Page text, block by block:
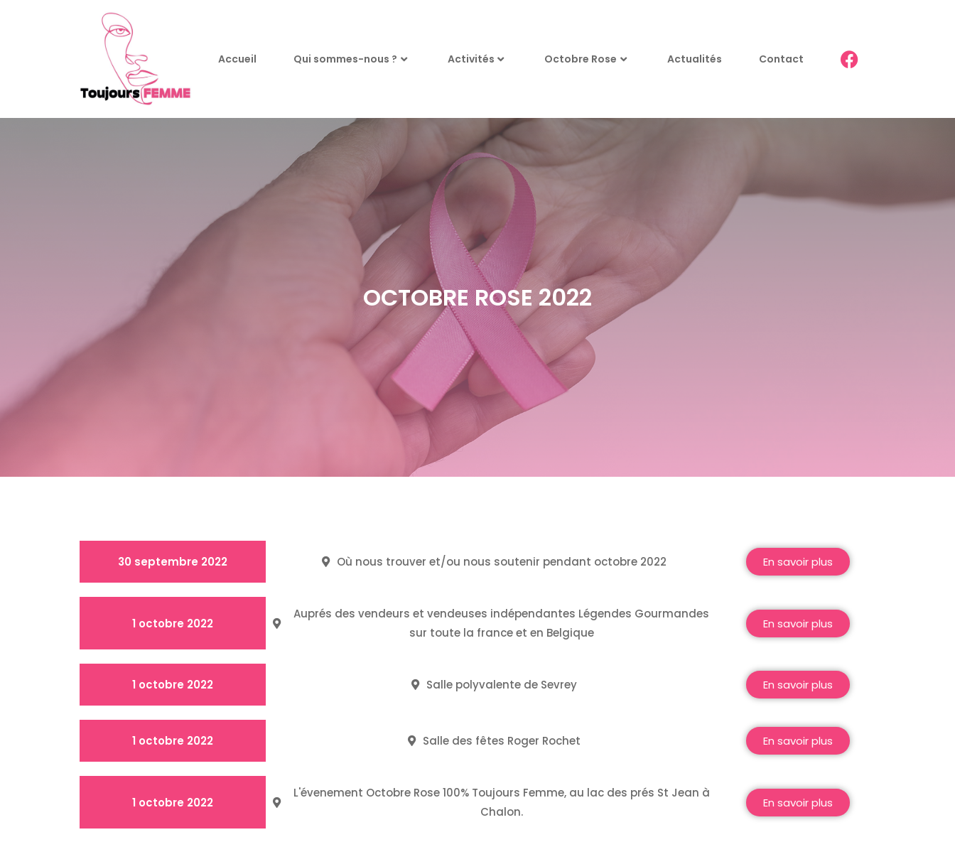
Accueil Qui sommes-nous ? Activités Octobre Rose Actualités Contact
OCTOBRE ROSE 2022
30 septembre 2022 Où nous trouver et/ou nous soutenir pendant octobre 2022 En savoir plus
1 octobre 2022
Auprés des vendeurs et vendeuses indépendantes Légendes Gourmandes
sur toute la france et en Belgique
En savoir plus
1 octobre 2022 Salle polyvalente de Sevrey En savoir plus
1 octobre 2022 Salle des fêtes Roger Rochet En savoir plus
1 octobre 2022
L'évenement Octobre Rose 100% Toujours Femme, au lac des prés St Jean à
Chalon.
En savoir plus